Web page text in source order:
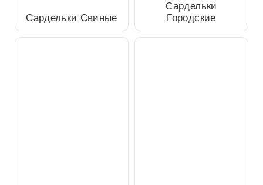
Сардельки Свиные Сардельки Городские